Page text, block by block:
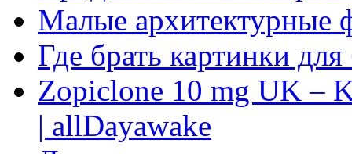
Малые архитектурные
Где брать картинки
Zopiclone 10 mg UK –
| allDayawake